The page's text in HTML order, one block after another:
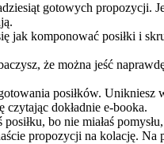
gotowych propozycji.
jak komponować posiłki i
że można jeść
posiłków. Unikniesz
dokładnie e-booka.
bo nie miałaś
propozycji na kolację. Na